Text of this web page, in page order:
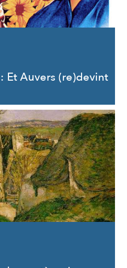
Et Auvers (re)devint